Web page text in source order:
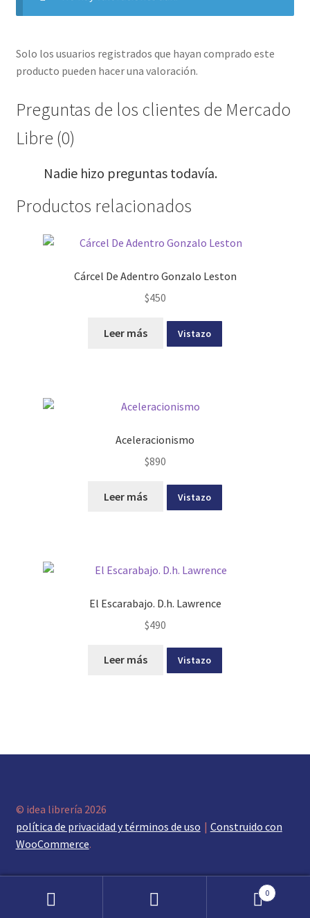
Solo los usuarios registrados que hayan comprado este
producto pueden hacer una valoración.
Preguntas de los clientes de Mercado
Libre (0)
Nadie hizo preguntas todavía.
Productos relacionados
Cárcel De Adentro Gonzalo Leston
$450
Leer más Vistazo
Aceleracionismo
$890
Leer más Vistazo
El Escarabajo. D.h. Lawrence
$490
Leer más Vistazo
© idea librería 2026
política de privacidad y términos de uso
Construido con
WooCommerce.
0